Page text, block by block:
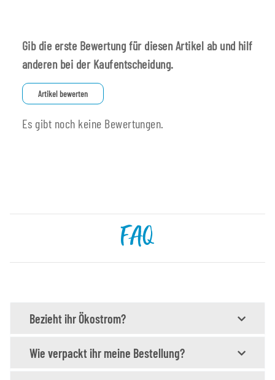
Gib die erste Bewertung für diesen Artikel ab und hilf
anderen bei der Kaufentscheidung.
Artikel bewerten
Es gibt noch keine Bewertungen.
FAQ
Bezieht ihr Ökostrom?
Wie verpackt ihr meine Bestellung?